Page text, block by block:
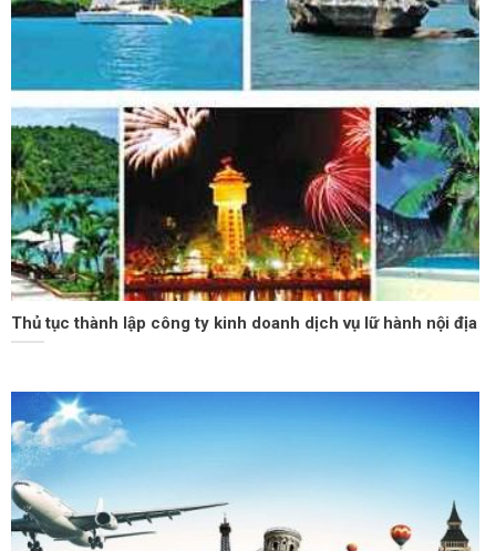
Thủ tục thành lập công ty kinh doanh dịch vụ lữ hành nội địa